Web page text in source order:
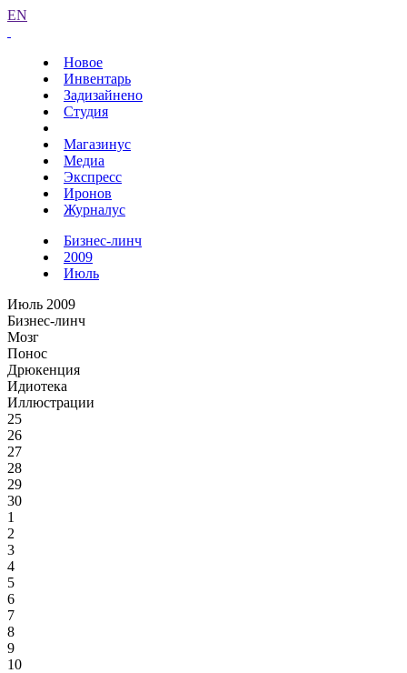
EN
Новое
Инвентарь
Задизайнено
Студия
Магазинус
Медиа
Экспресс
Иронов
Журналус
Бизнес-линч
2009
Июль
Июль 2009
Бизнес-линч
Мозг
Понос
Дрюкенция
Идиотека
Иллюстрации
25
26
27
28
29
30
1
2
3
4
5
6
7
8
9
10